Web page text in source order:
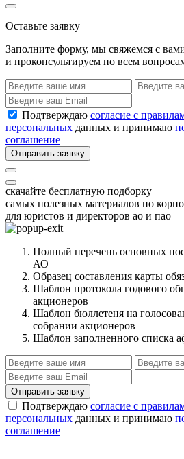
Оставьте заявку
Заполните форму, мы свяжемся с
и проконсультируем по всем
Подтверждаю согласие с
персональных данных и принимаю
соглашение
Отправить заявку
скачайте бесплатную подборку
самых полезных материалов по
для юристов и директоров ао и пао
Полный перечень основных
АО
Образец составления карты
Шаблон протокола годового
акционеров
Шаблон бюллетеня на
собрании акционеров
Шаблон заполненного списка
Отправить заявку
Подтверждаю согласие с
персональных данных и принимаю
соглашение